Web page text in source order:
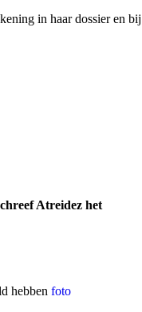
in haar dossier en bij
Atreidez het
hebben foto